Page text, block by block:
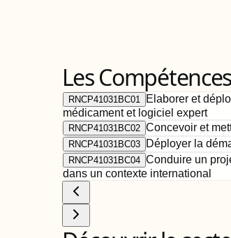
Les
RNCP41031BC01
Elaborer et
médicament et logiciel expert
RNCP41031BC02 Concevoir et
RNCP41031BC03 Déployer la
RNCP41031BC04 Conduire un
dans un contexte international